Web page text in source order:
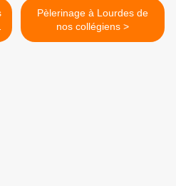
Pèlerinage à Lourdes de
nos collégiens >